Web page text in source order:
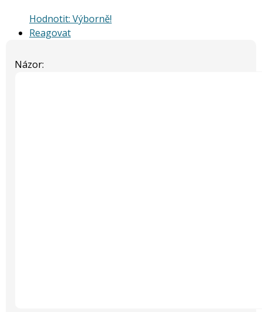
Hodnotit: Výborně!
Reagovat
Názor: